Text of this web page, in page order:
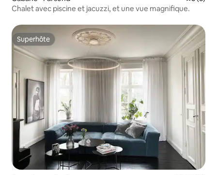
Chalet avec piscine et jacuzzi, et une vue magnifique.
Superhôte
Superhôte